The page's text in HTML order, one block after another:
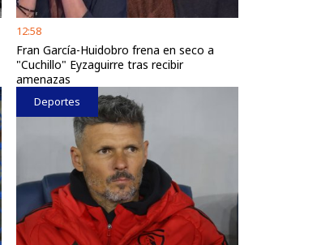
12:58
Fran García-Huidobro frena en seco a
"Cuchillo" Eyzaguirre tras recibir
amenazas
Deportes